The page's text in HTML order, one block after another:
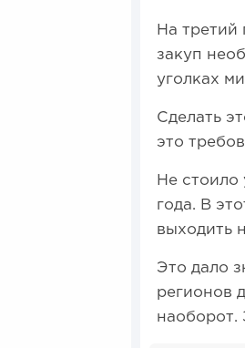
На третий
закуп
уголках
Сделать
это
Не стоило
года. В
выходить
Это дало
регионов
наоборот.